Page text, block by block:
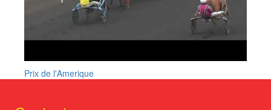
Prix de l'Amerique